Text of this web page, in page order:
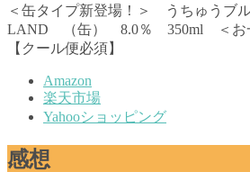
＜缶タイプ新登場！＞ うちゅうブ
LAND （缶） 8.0％ 350ml ＜お
【クール便必須】
Amazon
楽天市場
Yahooショッピング
感想